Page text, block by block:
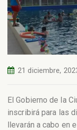
21 diciembre,
El Gobierno de la
inscribirá para las
llevarán a cabo en